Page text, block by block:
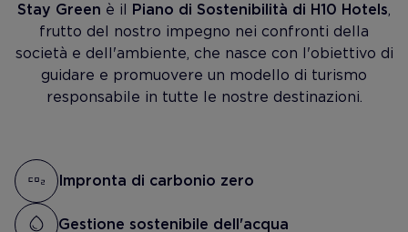
Stay Green è il Piano di Sostenibilità di H10 Hotels,
frutto del nostro impegno nei confronti della
società e dell'ambiente, che nasce con l'obiettivo di
guidare e promuovere un modello di turismo
responsabile in tutte le nostre destinazioni.
Impronta di carbonio zero
Gestione sostenibile dell'acqua